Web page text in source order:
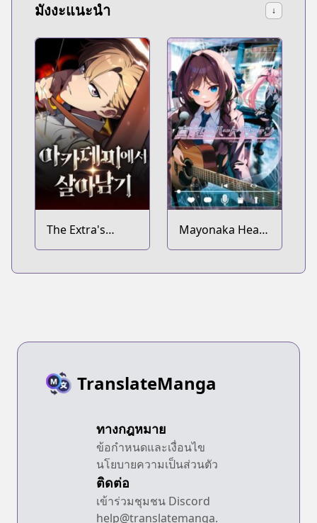
มังงะแนะนำ ↓
The Extra's
Academy
Mayonaka Heart
Tune
TranslateManga
ทางกฎหมาย
ข้อกำหนดและเงื่อนไข
นโยบายความเป็นส่วนตัว
ติดต่อ
เข้าร่วมชุมชน Discord
help@translatemanga.